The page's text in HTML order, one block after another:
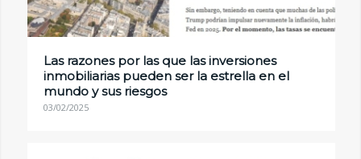
Las razones por las que las inversiones
inmobiliarias pueden ser la estrella en el
mundo y sus riesgos
03/02/2025